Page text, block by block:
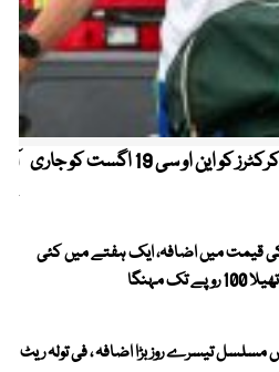
کیریبین پریمیئر لیگ ، قومی کرکٹرز کو این او سی 19 اگست کو جاری
قیمت میں اضافہ، ایک ہفتے میں کئی
تیسرے روز بڑا اضافہ ، فی تولہ ریٹ